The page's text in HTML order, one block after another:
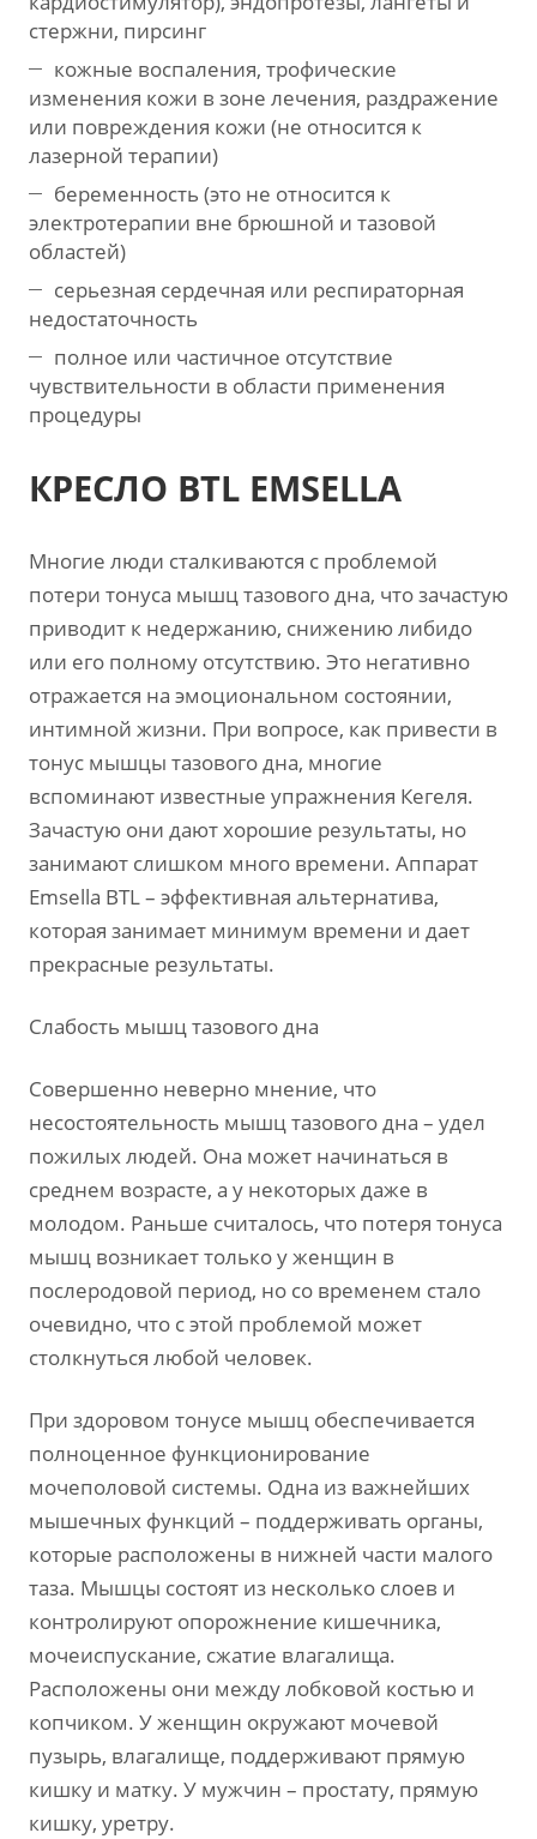
стержни, пирсинг
кожные воспаления, трофические
изменения кожи в зоне лечения, раздражение
или повреждения кожи (не относится к
лазерной терапии)
беременность (это не относится к
электротерапии вне брюшной и тазовой
областей)
серьезная сердечная или респираторная
недостаточность
полное или частичное отсутствие
чувствительности в области применения
процедуры
КРЕСЛО BTL EMSELLA
Многие люди сталкиваются с проблемой
потери тонуса мышц тазового дна, что зачастую
приводит к недержанию, снижению либидо
или его полному отсутствию. Это негативно
отражается на эмоциональном состоянии,
интимной жизни. При вопросе, как привести в
тонус мышцы тазового дна, многие
вспоминают известные упражнения Кегеля.
Зачастую они дают хорошие результаты, но
занимают слишком много времени. Аппарат
Emsella BTL – эффективная альтернатива,
которая занимает минимум времени и дает
прекрасные результаты.
Слабость мышц тазового дна
Совершенно неверно мнение, что
несостоятельность мышц тазового дна – удел
пожилых людей. Она может начинаться в
среднем возрасте, а у некоторых даже в
молодом. Раньше считалось, что потеря тонуса
мышц возникает только у женщин в
послеродовой период, но со временем стало
очевидно, что с этой проблемой может
столкнуться любой человек.
При здоровом тонусе мышц обеспечивается
полноценное функционирование
мочеполовой системы. Одна из важнейших
мышечных функций – поддерживать органы,
которые расположены в нижней части малого
таза. Мышцы состоят из несколько слоев и
контролируют опорожнение кишечника,
мочеиспускание, сжатие влагалища.
Расположены они между лобковой костью и
копчиком. У женщин окружают мочевой
пузырь, влагалище, поддерживают прямую
кишку и матку. У мужчин – простату, прямую
кишку, уретру.